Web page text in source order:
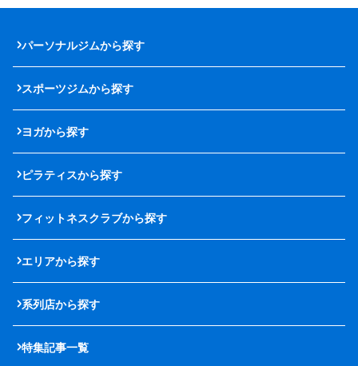
パーソナルジムから探す
スポーツジムから探す
ヨガから探す
ピラティスから探す
フィットネスクラブから探す
エリアから探す
系列店から探す
特集記事一覧